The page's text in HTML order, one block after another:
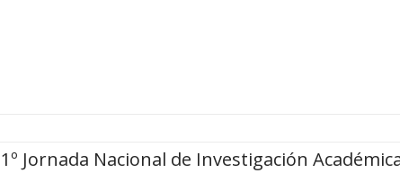
1º Jornada Nacional de Investigación